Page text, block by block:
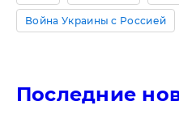
Война Украины с Россией
Последние